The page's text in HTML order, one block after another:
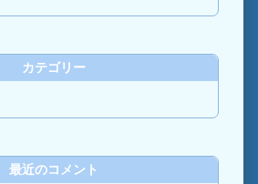
カテゴリー
最近のコメント